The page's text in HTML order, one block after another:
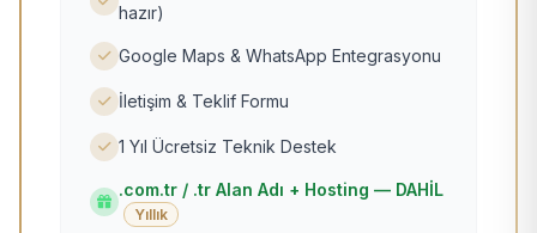
hazır)
Google Maps & WhatsApp Entegrasyonu
İletişim & Teklif Formu
1 Yıl Ücretsiz Teknik Destek
.com.tr / .tr Alan Adı + Hosting — DAHİL
Yıllık